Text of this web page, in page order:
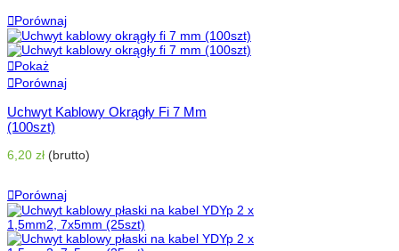
Porównaj
Pokaż
Porównaj
Uchwyt Kablowy Okrągły Fi 7 Mm
(100szt)
6,20 zł (brutto)
Porównaj